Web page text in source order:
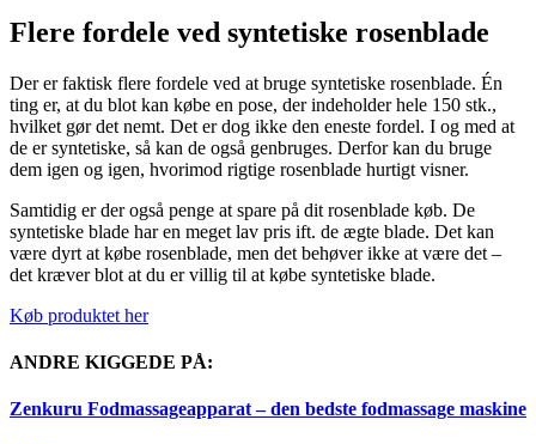
Flere fordele ved syntetiske rosenblade
Der er faktisk flere fordele ved at bruge syntetiske rosenblade. Én
ting er, at du blot kan købe en pose, der indeholder hele 150 stk.,
hvilket gør det nemt. Det er dog ikke den eneste fordel. I og med at
de er syntetiske, så kan de også genbruges. Derfor kan du bruge
dem igen og igen, hvorimod rigtige rosenblade hurtigt visner.
Samtidig er der også penge at spare på dit rosenblade køb. De
syntetiske blade har en meget lav pris ift. de ægte blade. Det kan
være dyrt at købe rosenblade, men det behøver ikke at være det –
det kræver blot at du er villig til at købe syntetiske blade.
Køb produktet her
ANDRE KIGGEDE PÅ:
Zenkuru Fodmassageapparat – den bedste fodmassage maskine